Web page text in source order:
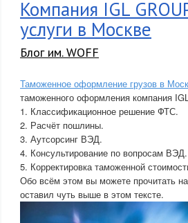
Компания IGL
услуги в Москве
Блог им. WOFF
Таможенное оформление грузов в
таможенного оформления компания
1. Классификационное решение ФТС.
2. Расчёт пошлины.
3. Аутсорсинг ВЭД.
4. Консультирование по вопросам ВЭД.
5. Корректировка таможенной
Обо всём этом вы можете прочитать
оставил чуть выше в этом тексте.